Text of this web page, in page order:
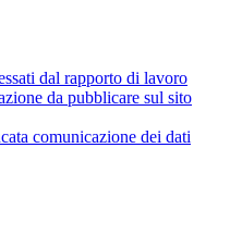
dal rapporto di lavoro
da pubblicare sul sito
comunicazione dei dati